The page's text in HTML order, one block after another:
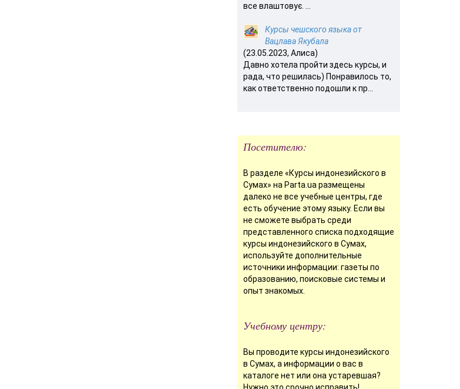
все влаштовує. ...
Курсы чешского языка от
Вацлава Якубала
(23.05.2023, Алиса)
Давно хотела пройти здесь курсы, и
рада, что решилась) Понравилось то,
как ответственно подошли к пр...
Посетителю:
В разделе «Курсы индонезийского в
Сумах» на Parta.ua размещены
далеко не все учебные центры, где
есть обучение этому языку. Если вы
не сможете выбрать среди
представленного списка подходящие
курсы индонезийского в Сумах,
используйте дополнительные
источники информации: газеты по
образованию, поисковые системы и
опыт знакомых.
Учебному центру:
Вы проводите курсы индонезийского
в Сумах, а информации о вас в
каталоге нет или она устаревшая?